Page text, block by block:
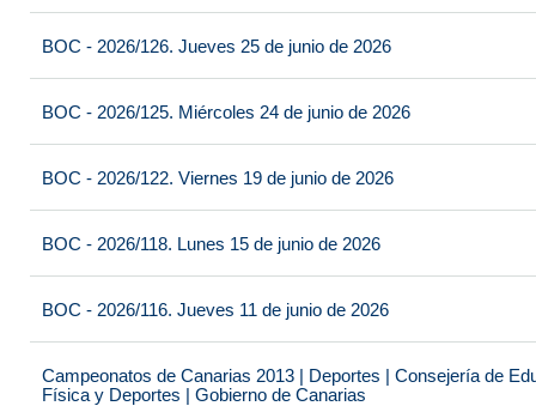
BOC - 2026/126. Jueves 25 de junio de 2026
BOC - 2026/125. Miércoles 24 de junio de 2026
BOC - 2026/122. Viernes 19 de junio de 2026
BOC - 2026/118. Lunes 15 de junio de 2026
BOC - 2026/116. Jueves 11 de junio de 2026
Campeonatos de Canarias 2013 | Deportes | Consejería de
Física y Deportes | Gobierno de Canarias